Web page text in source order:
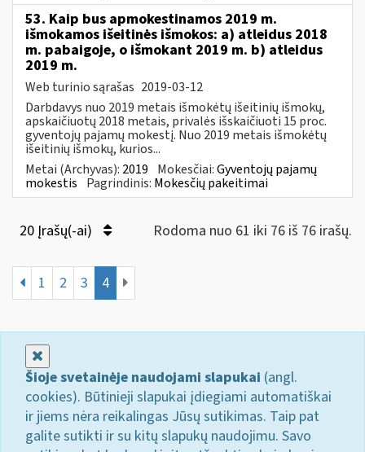
53. Kaip bus apmokestinamos 2019 m.
išmokamos išeitinės išmokos: a) atleidus 2018
m. pabaigoje, o išmokant 2019 m. b) atleidus
2019 m.
Web turinio sąrašas 2019-03-12
Darbdavys nuo 2019 metais išmokėtų išeitinių išmokų,
apskaičiuotų 2018 metais, privalės išskaičiuoti 15 proc.
gyventojų pajamų mokestį. Nuo 2019 metais išmokėtų
išeitinių išmokų, kurios...
Metai (Archyvas): 2019 Mokesčiai:Gyventojų pajamų
mokestis Pagrindinis: Mokesčių pakeitimai
20 Įrašų(-ai) Rodoma nuo 61 iki 76 iš 76 irašų.
1 2 3 4
Šioje svetainėje naudojami slapukai (angl.
cookies). Būtinieji slapukai įdiegiami automatiškai
ir jiems nėra reikalingas Jūsų sutikimas. Taip pat
galite sutikti ir su kitų slapukų naudojimu. Savo